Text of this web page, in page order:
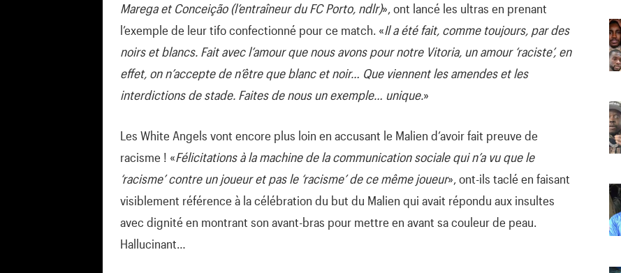
Marega et Conceição (l’entraîneur du FC Porto, ndlr)», ont lancé les ultras en prenant
l’exemple de leur tifo confectionné pour ce match. «Il a été fait, comme toujours, par des
noirs et blancs. Fait avec l’amour que nous avons pour notre Vitoria, un amour ‘raciste’, en
effet, on n’accepte de n’être que blanc et noir… Que viennent les amendes et les
interdictions de stade. Faites de nous un exemple… unique.»
Les White Angels vont encore plus loin en accusant le Malien d’avoir fait preuve de
racisme ! «Félicitations à la machine de la communication sociale qui n’a vu que le
‘racisme’ contre un joueur et pas le ‘racisme’ de ce même joueur», ont-ils taclé en faisant
visiblement référence à la célébration du but du Malien qui avait répondu aux insultes
avec dignité en montrant son avant-bras pour mettre en avant sa couleur de peau.
Hallucinant…